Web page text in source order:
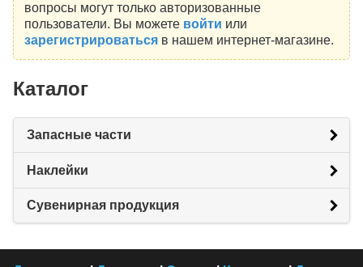
вопросы могут только авторизованные
пользователи. Вы можете войти или
зарегистрироватьсяв нашем интернет-магазине.
Каталог
Запасные части
Наклейки
Сувенирная продукция